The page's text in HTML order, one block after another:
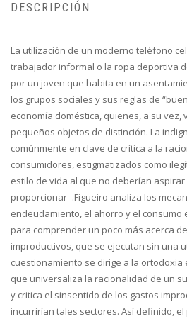
DESCRIPCIÓN
La utilización de un moderno teléfono
trabajador informal o la ropa deportiva
por un joven que habita en un
los grupos sociales y sus reglas de
economía doméstica, quienes, a su
pequeños objetos de distinción. La
comúnmente en clave de crítica a la
consumidores, estigmatizados como
estilo de vida al que no deberían
proporcionar–.Figueiro analiza los
endeudamiento, el ahorro y el consumo
para comprender un poco más acerca
improductivos, que se ejecutan sin una
cuestionamiento se dirige a la ortodoxia
que universaliza la racionalidad de un
y critica el sinsentido de los gastos
incurrirían tales sectores. Así definido,